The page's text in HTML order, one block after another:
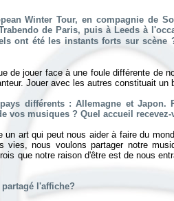
Winter Tour, en compagnie de
de Paris, puis à Leeds à
ont été les instants forts sur scène
de jouer face à une foule différente de
Jouer avec les autres constituait un
différents : Allemagne et Japon.
vos musiques ? Quel accueil recevez-
art qui peut nous aider à faire du
nous voulons partager notre
que notre raison d'être est de nous
l'affiche?